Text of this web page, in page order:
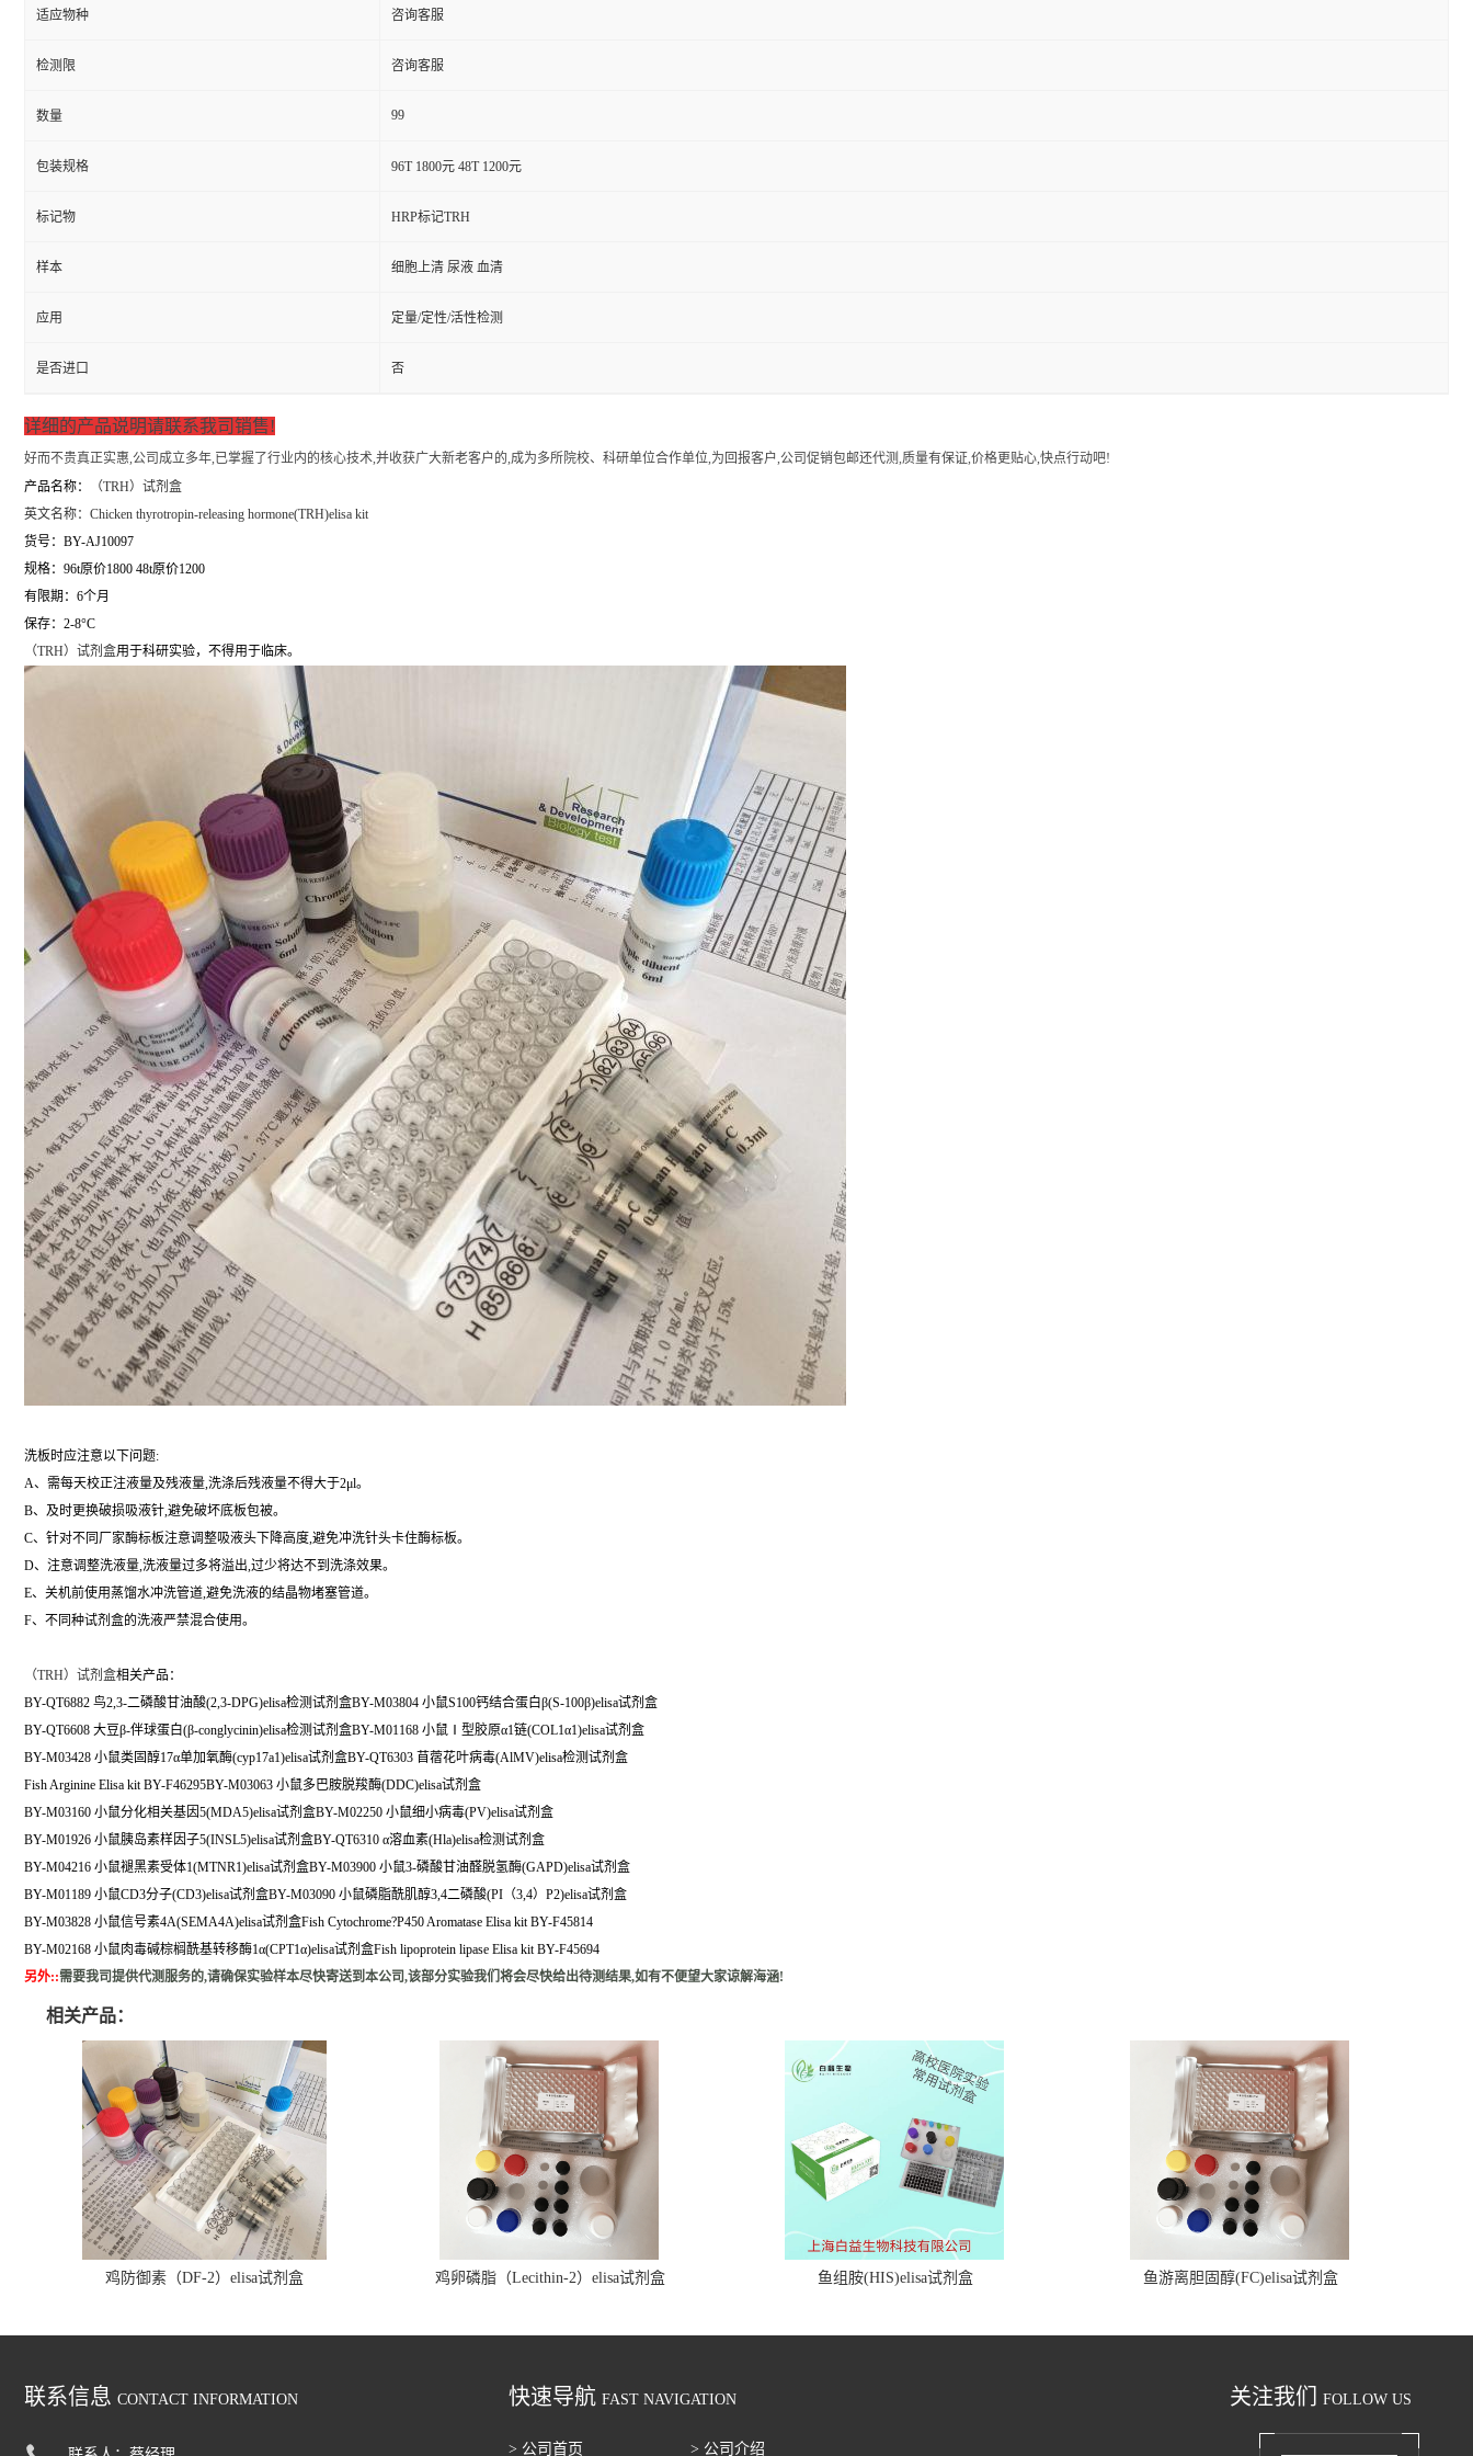
适应物种 咨询客服
检测限 咨询客服
数量 99
包装规格 96T 1800元 48T 1200元
标记物 HRP标记TRH
样本 细胞上清 尿液 血清
应用 定量/定性/活性检测
是否进口 否
详细的产品说明请联系我司销售!
好而不贵真正实惠,公司成立多年,已掌握了行业内的核心技术,并收获广大新老客户的,成为多所院校、科研单位合作单位,为回报客户,公司促销包邮还代测,质量有保证,价格更贴心,快点行动吧!
产品名称：
（TRH）试剂盒
英文名称： Chicken thyrotropin-releasing hormone(TRH)elisa kit
货号：BY-AJ10097
规格：96t原价1800 48t原价1200
有限期：6个月
保存：2-8°C
（TRH）试剂盒用于科研实验，不得用于临床。
洗板时应注意以下问题:
A、需每天校正注液量及残液量,洗涤后残液量不得大于2μl。
B、及时更换破损吸液针,避免破坏底板包被。
C、针对不同厂家酶标板注意调整吸液头下降高度,避免冲洗针头卡住酶标板。
D、注意调整洗液量,洗液量过多将溢出,过少将达不到洗涤效果。
E、关机前使用蒸馏水冲洗管道,避免洗液的结晶物堵塞管道。
F、不同种试剂盒的洗液严禁混合使用。
（TRH）试剂盒相关产品：
BY-QT6882 鸟2,3-二磷酸甘油酸(2,3-DPG)elisa检测试剂盒BY-M03804 小鼠S100钙结合蛋白β(S-100β)elisa试剂盒
BY-QT6608 大豆β-伴球蛋白(β-conglycinin)elisa检测试剂盒BY-M01168 小鼠Ⅰ型胶原α1链(COL1α1)elisa试剂盒
BY-M03428 小鼠类固醇17α单加氧酶(cyp17a1)elisa试剂盒BY-QT6303 苜蓿花叶病毒(AlMV)elisa检测试剂盒
Fish Arginine Elisa kit BY-F46295BY-M03063 小鼠多巴胺脱羧酶(DDC)elisa试剂盒
BY-M03160 小鼠分化相关基因5(MDA5)elisa试剂盒BY-M02250 小鼠细小病毒(PV)elisa试剂盒
BY-M01926 小鼠胰岛素样因子5(INSL5)elisa试剂盒BY-QT6310 α溶血素(Hla)elisa检测试剂盒
BY-M04216 小鼠褪黑素受体1(MTNR1)elisa试剂盒BY-M03900 小鼠3-磷酸甘油醛脱氢酶(GAPD)elisa试剂盒
BY-M01189 小鼠CD3分子(CD3)elisa试剂盒BY-M03090 小鼠磷脂酰肌醇3,4二磷酸(PI（3,4）P2)elisa试剂盒
BY-M03828 小鼠信号素4A(SEMA4A)elisa试剂盒Fish Cytochrome?P450 Aromatase Elisa kit BY-F45814
BY-M02168 小鼠肉毒碱棕榈酰基转移酶1α(CPT1α)elisa试剂盒Fish lipoprotein lipase Elisa kit BY-F45694
另外::需要我司提供代测服务的,请确保实验样本尽快寄送到本公司,该部分实验我们将会尽快给出待测结果,如有不便望大家谅解海涵!
相关产品：
鸡防御素（DF-2）elisa试剂盒 鸡卵磷脂（Lecithin-2）elisa试剂盒 鱼组胺(HIS)elisa试剂盒 鱼游离胆固醇(FC)elisa试剂盒
联系信息 CONTACT INFORMATION 快速导航 FAST NAVIGATION
> 公司首页 > 公司介绍
关注我们 FOLLOW US